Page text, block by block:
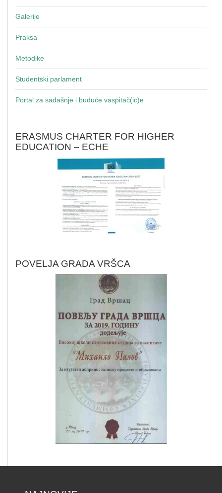
Galerije
Praksa
Metodike
Studentski parlament
Portal za sadašnje i buduće vaspitač(ic)e
ERASMUS CHARTER FOR HIGHER
EDUCATION – ECHE
POVELJA GRADA VRŠCA